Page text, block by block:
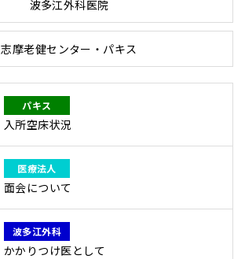
波多江外科医院
志摩老健センター・パキス
パキス
入所空床状況
医療法人
面会について
波多江外科
かかりつけ医として